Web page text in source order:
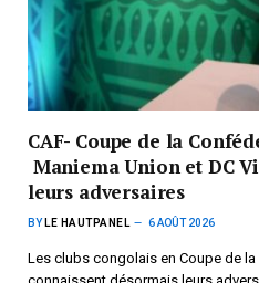
CAF- Coupe de la
Maniema Union et DC
leurs adversaires
BY LE HAUTPANEL 6 AOÛT 2026
Les clubs congolais en Coupe de